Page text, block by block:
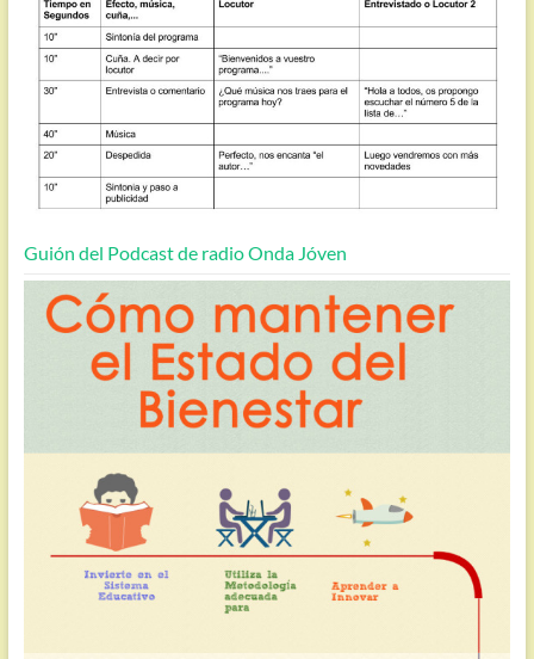
Guión del Podcast de radio Onda Jóven